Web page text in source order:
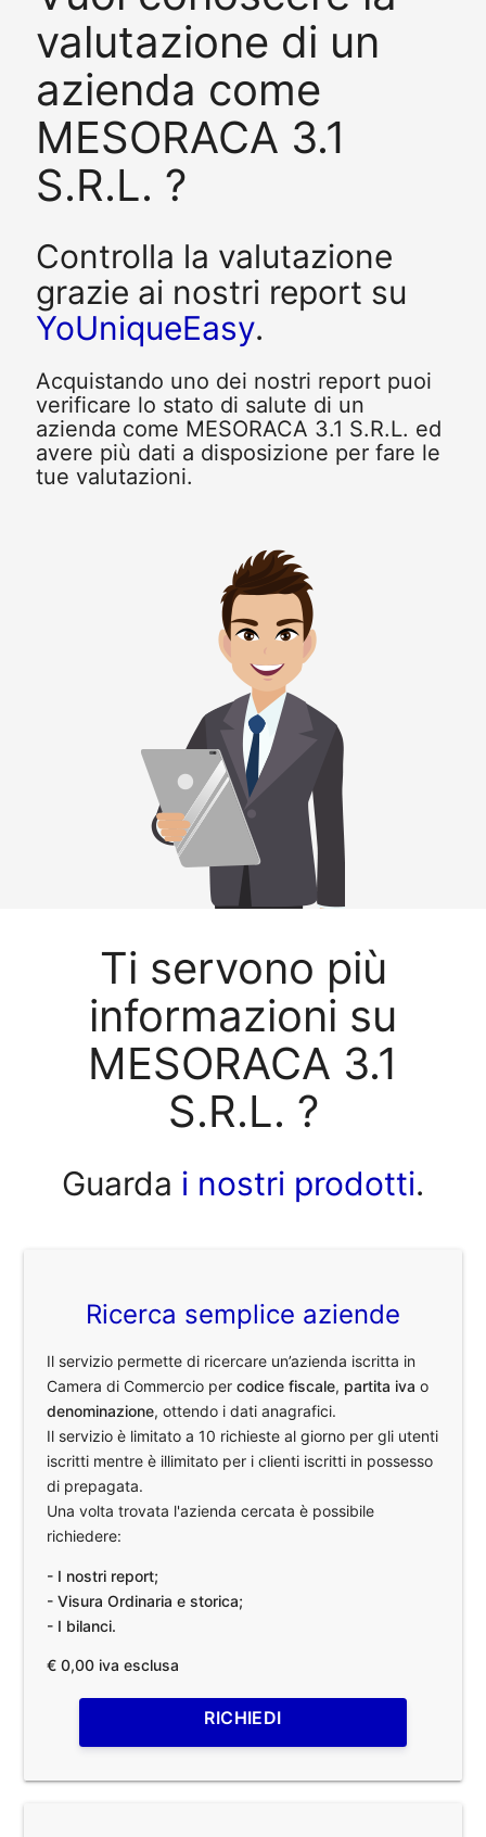
valutazione di un
azienda come
MESORACA 3.1
S.R.L. ?
Controlla la valutazione
grazie ai nostri report su
YoUniqueEasy.
Acquistando uno dei nostri report puoi
verificare lo stato di salute di un
azienda come MESORACA 3.1 S.R.L. ed
avere più dati a disposizione per fare le
tue valutazioni.
Ti servono più
informazioni su
MESORACA 3.1
S.R.L. ?
Guarda i nostri prodotti.
Ricerca semplice aziende
Il servizio permette di ricercare un’azienda iscritta in
Camera di Commercio percodice fiscale, partita iva o
denominazione, ottendo i dati anagrafici.
Il servizio è limitato a 10 richieste al giorno per gli utenti
iscritti mentre è illimitato per i clienti iscritti in possesso
di prepagata.
Una volta trovata l'azienda cercata è possibile
richiedere:
- I nostri report;
- Visura Ordinaria e storica;
- I bilanci.
€ 0,00 iva esclusa
RICHIEDI